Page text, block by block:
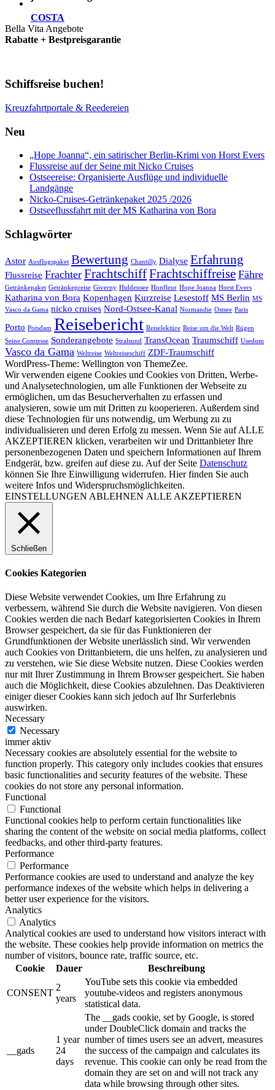
COSTA
Bella Vita Angebote
Rabatte + Bestpreisgarantie
Schiffsreise buchen!
Kreuzfahrtportale & Reedereien
Neu
„Hope Joanna“, ein satirischer Berlin-Krimi von Horst Evers
Flussreise auf der Seine mit Nicko Cruises
Ostseereise: Organisierte Ausflüge und individuelle
Landgänge
Nicko-Cruises-Getränkepaket 2025 /2026
Ostseeflussfahrt mit der MS Katharina von Bora
Schlagwörter
Astor Ausflugspaket Bewertung Chantilly Dialyse Erfahrung
Flussreise Frachter FrachtschiffFrachtschiffreise Fähre
Getränkepaket Getränkepreise Giverny Hiddensee Honfleur Hope Joanna Horst Evers
Katharina von Bora Kopenhagen Kurzreise Lesestoff MS Berlin MS
Vasco da Gama nicko cruises Nord-Ostsee-Kanal Normandie Ostsee Paris
Porto Potsdam Reisebericht Reiselektüre Reise um die Welt Rügen
Seine Comtesse Sonderangebote Stralsund TransOcean Traumschiff Usedom
Vasco da Gama Weltreise Weltreiseschiff ZDF-Traumschiff
WordPress-Theme: Wellington von ThemeZee.
Wir verwenden eigene Cookies und Cookies von Dritten, Werbe-
und Analysetechnologien, um alle Funktionen der Webseite zu
ermöglichen, um das Besucherverhalten zu erfassen und
analysieren, sowie um mit Dritten zu kooperieren. Außerdem sind
diese Technologien für uns notwendig, um Werbung zu zu
individualisieren und deren Erfolg zu messen. Wenn Sie auf ALLE
AKZEPTIEREN klicken, verarbeiten wir und Drittanbieter Ihre
personenbezogenen Daten und speichern Informationen auf Ihrem
Endgerät, bzw. greifen auf diese zu. Auf der Seite Datenschutz
können Sie Ihre Einwilligung widerrufen. Hier finden Sie auch
weitere Infos und Widerspruchsmöglichkeiten.
EINSTELLUNGEN ABLEHNEN ALLE AKZEPTIEREN
Schließen
Cookies Kategorien
Diese Website verwendet Cookies, um Ihre Erfahrung zu
verbessern, während Sie durch die Website navigieren. Von diesen
Cookies werden die nach Bedarf kategorisierten Cookies in Ihrem
Browser gespeichert, da sie für das Funktionieren der
Grundfunktionen der Website unerlässlich sind. Wir verwenden
auch Cookies von Drittanbietern, die uns helfen, zu analysieren und
zu verstehen, wie Sie diese Website nutzen. Diese Cookies werden
nur mit Ihrer Zustimmung in Ihrem Browser gespeichert. Sie haben
auch die Möglichkeit, diese Cookies abzulehnen. Das Deaktivieren
einiger dieser Cookies kann sich jedoch auf Ihr Surferlebnis
auswirken.
Necessary
Necessary
immer aktiv
Necessary cookies are absolutely essential for the website to
function properly. This category only includes cookies that ensures
basic functionalities and security features of the website. These
cookies do not store any personal information.
Functional
Functional
Functional cookies help to perform certain functionalities like
sharing the content of the website on social media platforms, collect
feedbacks, and other third-party features.
Performance
Performance
Performance cookies are used to understand and analyze the key
performance indexes of the website which helps in delivering a
better user experience for the visitors.
Analytics
Analytics
Analytical cookies are used to understand how visitors interact with
the website. These cookies help provide information on metrics the
number of visitors, bounce rate, traffic source, etc.
Cookie
Dauer Beschreibung
CONSENT
2
years
YouTube sets this cookie via embedded
youtube-videos and registers anonymous
statistical data.
__gads
1 year
24
days
The __gads cookie, set by Google, is stored
under DoubleClick domain and tracks the
number of times users see an advert, measures
the success of the campaign and calculates its
revenue. This cookie can only be read from the
domain they are set on and will not track any
data while browsing through other sites.